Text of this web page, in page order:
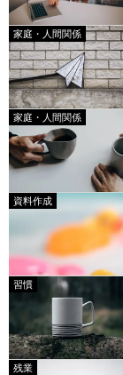
家庭・人間関係
家庭・人間関係
資料作成
習慣
残業